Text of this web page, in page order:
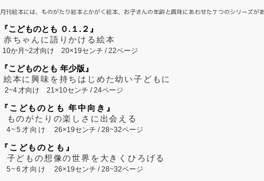
月刊絵本には、ものがたり絵本とかがく絵本、お子さんの年齢と興味にあわせた７つのシリーズが
『こどものとも ０.１.２』
赤ちゃんに語りかける絵本
10か月~2才向け 20×19センチ / 22ページ
『こどものとも 年少版』
絵本に興味を持ちはじめた幼い子どもに
2~4 才向け 21×10センチ / 24ページ
『こどものとも 年中向き』
ものがたりの楽しさに出会える
4~5才向け26×19センチ / 28~32ページ
『こどものとも』
子どもの想像の世界を大きくひろげる
5~6才向け26×19センチ / 28~32ページ